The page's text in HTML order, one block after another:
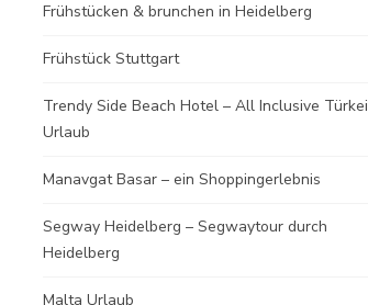
Frühstücken & brunchen in Heidelberg
Frühstück Stuttgart
Trendy Side Beach Hotel – All Inclusive Türkei
Urlaub
Manavgat Basar – ein Shoppingerlebnis
Segway Heidelberg – Segwaytour durch
Heidelberg
Malta Urlaub